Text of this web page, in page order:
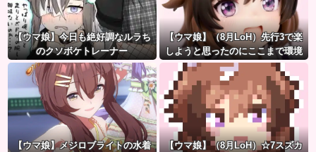
【ウマ娘】今日も絶好調なルラち
のクソボケトレーナー
【ウマ娘】（8月LoH）先行3で楽
しようと思ったのにここまで環境
が変わるとは思わなかったのだ…
【ウマ娘】メジロブライトの水着
【ウマ娘】（8月LoH）☆7スズカ